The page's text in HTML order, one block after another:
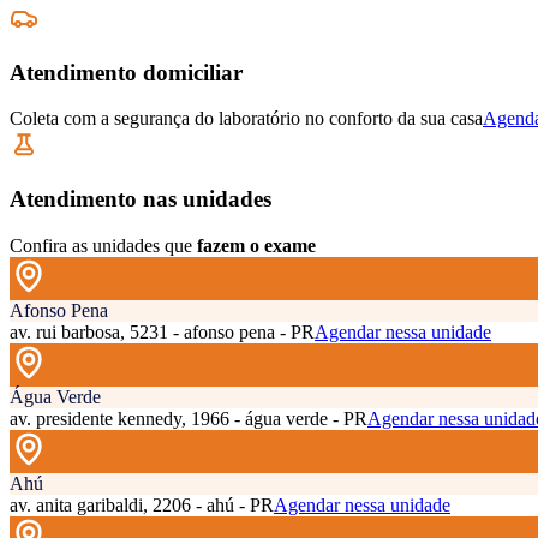
Atendimento domiciliar
Coleta com a segurança do laboratório no conforto da sua casa
Atendimento nas unidades
Confira as unidades que fazem o exame
Afonso Pena
av. rui barbosa, 5231 - afonso pena - PRAgendar nessa unidade
Água Verde
av. presidente kennedy, 1966 - água verde - PRAgendar nessa
Ahú
av. anita garibaldi, 2206 - ahú - PRAgendar nessa unidade